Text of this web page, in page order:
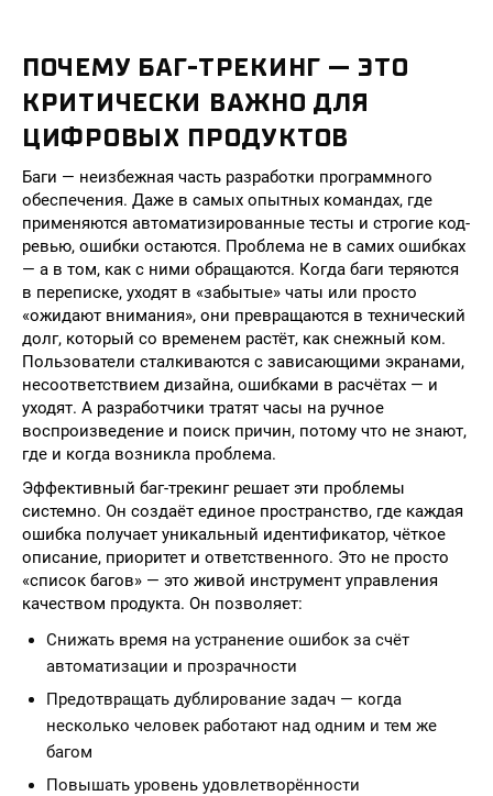
ПОЧЕМУ БАГ-ТРЕКИНГ — ЭТО
КРИТИЧЕСКИ ВАЖНО ДЛЯ
ЦИФРОВЫХ ПРОДУКТОВ
Баги — неизбежная часть разработки программного
обеспечения. Даже в самых опытных командах, где
применяются автоматизированные тесты и строгие код-
ревью, ошибки остаются. Проблема не в самих ошибках
— а в том, как с ними обращаются. Когда баги теряются
в переписке, уходят в «забытые» чаты или просто
«ожидают внимания», они превращаются в технический
долг, который со временем растёт, как снежный ком.
Пользователи сталкиваются с зависающими экранами,
несоответствием дизайна, ошибками в расчётах — и
уходят. А разработчики тратят часы на ручное
воспроизведение и поиск причин, потому что не знают,
где и когда возникла проблема.
Эффективный баг-трекинг решает эти проблемы
системно. Он создаёт единое пространство, где каждая
ошибка получает уникальный идентификатор, чёткое
описание, приоритет и ответственного. Это не просто
«список багов» — это живой инструмент управления
качеством продукта. Он позволяет:
Снижать время на устранение ошибок за счёт
автоматизации и прозрачности
Предотвращать дублирование задач — когда
несколько человек работают над одним и тем же
багом
Повышать уровень удовлетворённости